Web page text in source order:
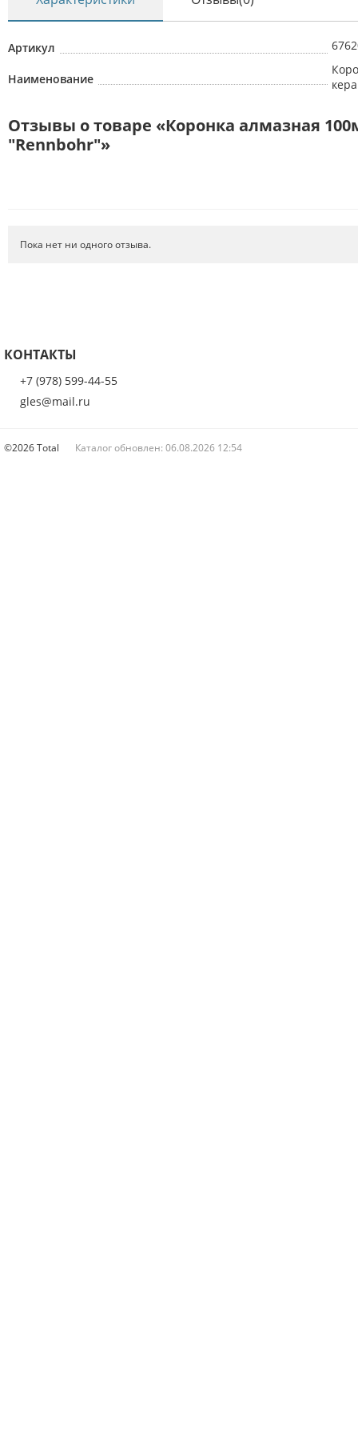
Артикул
Наименование
Отзывы о товаре «Коронка алмазная
"Rennbohr"»
Введите код с картинки:
Пока нет ни одного отзыва.
КОНТАКТЫ
+7 (978) 599-44-55
gles@mail.ru
©2026 Total Каталог обновлен: 06.08.2026 12:54